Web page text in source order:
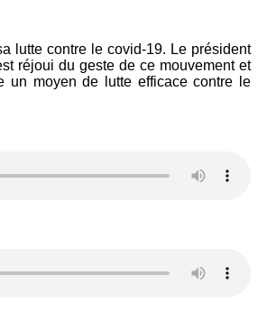
lutte contre le covid-19. Le président
réjoui du geste de ce mouvement et
un moyen de lutte efficace contre le